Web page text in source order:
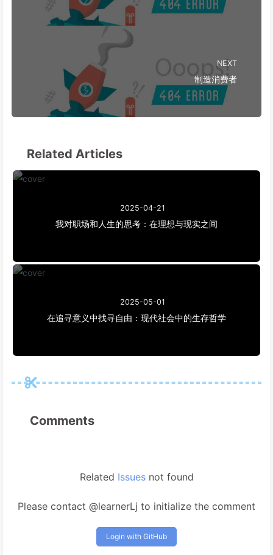
NEXT
制造消费者
Related Articles
2025-04-21
我对职场和人生的思考：在理想与现实之间
2025-05-01
在追寻意义中找寻自由：现代社会中的生存哲学
Comments
Related Issuesnot found
Please contact @learnerLj to initialize the comment
Login with GitHub